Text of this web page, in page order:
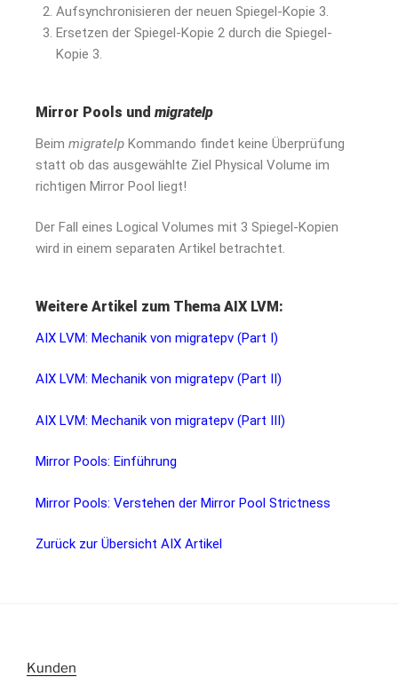
Aufsynchronisieren der neuen Spiegel-Kopie 3.
Ersetzen der Spiegel-Kopie 2 durch die Spiegel-
Kopie 3.
Mirror Pools und migratelp
Beim migratelp Kommando findet keine Überprüfung
statt ob das ausgewählte Ziel Physical Volume im
richtigen Mirror Pool liegt!
Der Fall eines Logical Volumes mit 3 Spiegel-Kopien
wird in einem separaten Artikel betrachtet.
Weitere Artikel zum Thema AIX LVM:
AIX LVM: Mechanik von migratepv (Part I)
AIX LVM: Mechanik von migratepv (Part II)
AIX LVM: Mechanik von migratepv (Part III)
Mirror Pools: Einführung
Mirror Pools: Verstehen der Mirror Pool Strictness
Zurück zur Übersicht AIX Artikel
Kunden